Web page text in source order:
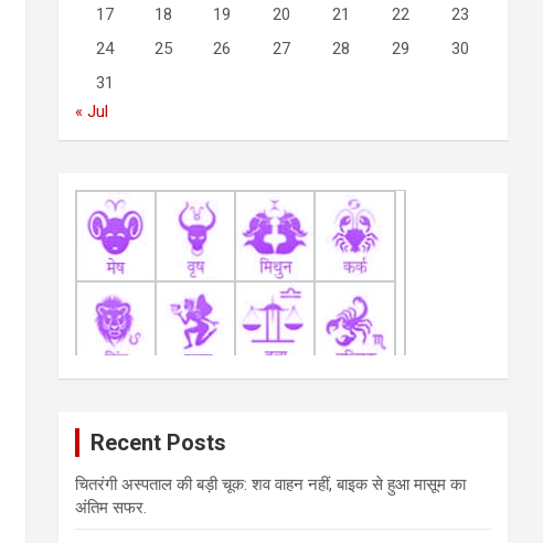
17
18 19 20 21 22
23
24
25 26 27 28 29
30
31
« Jul
Recent Posts
चितरंगी अस्पताल की बड़ी चूक: शव वाहन नहीं, बाइक से हुआ मासूम का
अंतिम सफर.